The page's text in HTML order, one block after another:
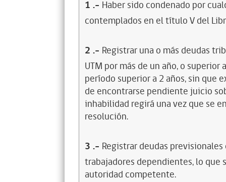
1 .- Haber sido condenado por
contemplados en el título V del
2 .- Registrar una o más deudas
UTM por más de un año, o
período superior a 2 años, sin que
de encontrarse pendiente juicio
inhabilidad regirá una vez que se
resolución.
3 .- Registrar deudas
trabajadores dependientes, lo
autoridad competente.